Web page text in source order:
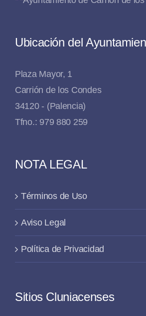
Ubicación del
Plaza Mayor, 1
Carrión de los Condes
34120 - (Palencia)
Tfno.: 979 880 259
NOTA LEGAL
Términos de Uso
Aviso Legal
Política de Privacidad
Sitios Cluniacenses